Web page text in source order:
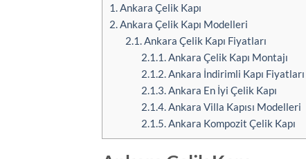
1.Ankara Çelik Kapı
2.Ankara Çelik Kapı Modelleri
2.1.Ankara Çelik Kapı Fiyatları
2.1.1.Ankara Çelik Kapı Montajı
2.1.2.Ankara İndirimli Kapı Fiyatları
2.1.3.Ankara En İyi Çelik Kapı
2.1.4.Ankara Villa Kapısı Modelleri
2.1.5.Ankara Kompozit Çelik Kapı